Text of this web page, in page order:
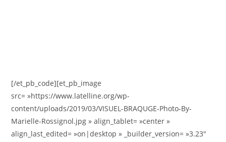
[/et_pb_code][et_pb_image
src= »https://www.latelline.org/wp-
content/uploads/2019/03/VISUEL-BRAQUGE-Photo-By-
Marielle-Rossignol.jpg » align_tablet= »center »
align_last_edited= »on|desktop » _builder_version= »3.23″